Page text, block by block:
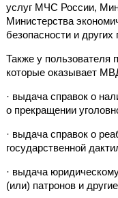
услуг МЧС России,
Министерства
безопасности и других
Также у пользователя
которые оказывает
· выдача справок о
о прекращении
· выдача справок о
государственной
· выдача
(или) патронов и